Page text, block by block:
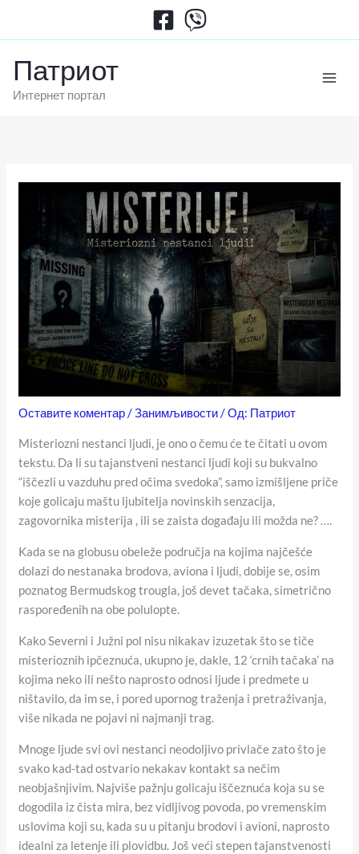
Патриот
Интернет портал
Оставите коментар/Занимљивости/ Од: Патриот
Misteriozni nestanci ljudi, je ono o čemu će te čitati u ovom
tekstu. Da li su tajanstveni nestanci ljudi koji su bukvalno
“iščezli u vazduhu pred očima svedoka”, samo izmišljene priče
koje golicaju maštu ljubitelja novinskih senzacija,
zagovornika misterija , ili se zaista događaju ili možda ne? ….
Kada se na globusu obeleže područja na kojima najčešće
dolazi do nestanaka brodova, aviona i ljudi, dobije se, osim
poznatog Bermudskog trougla, još devet tačaka, simetrično
raspoređenih na obe polulopte.
Kako Severni i Južni pol nisu nikakav izuzetak što se tiče
misterioznih ipčeznuća, ukupno je, dakle, 12 ‘crnih tačaka’ na
kojima neko ili nešto naprosto odnosi ljude i predmete u
ništavilo, da im se, i pored upornog traženja i pretraživanja,
više nikada ne pojavi ni najmanji trag.
Mnoge ljude svi ovi nestanci neodoljivo privlače zato što je
svako kad-tad ostvario nekakav kontakt sa nečim
neobjašnjivim. Najviše pažnju golicaju iščeznuća koja su se
dogodila iz čista mira, bez vidljivog povoda, po vremenskim
uslovima koji su, kada su u pitanju brodovi i avioni, naprosto
idealni za letenje ili plovidbu. Još veći stepen tajanstvenosti